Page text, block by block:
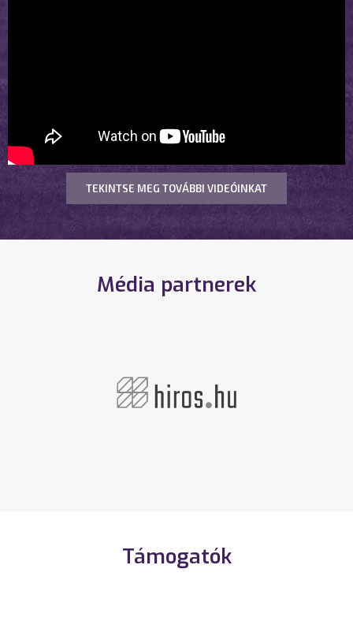
TEKINTSE MEG TOVÁBBI VIDEÓINKAT
Média partnerek
Támogatók